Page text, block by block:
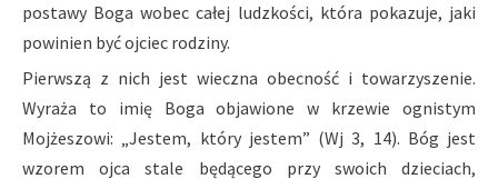
postawy Boga wobec całej ludzkości, która pokazuje, jaki
powinien być ojciec rodziny.
Pierwszą z nich jest wieczna obecność i towarzyszenie.
Wyraża to imię Boga objawione w krzewie ognistym
Mojżeszowi: „Jestem, który jestem” (Wj 3, 14). Bóg jest
wzorem ojca stale będącego przy swoich dzieciach,